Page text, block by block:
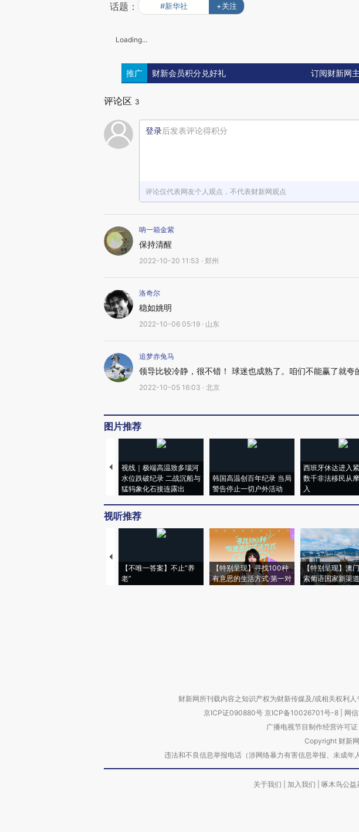
话题： #新华社 +关注
Loading...
推广 财新会员积分兑好礼 订阅财新网
评论区 3
登录后发表评论得积分
评论仅代表网友个人观点，不代表财新网观点
呐一箱金紫
保持清醒
2022-10-20 11:53 · 郑州
洛奇尔
稳如姚明
2022-10-06 05:19 · 山东
追梦赤兔马
领导比较冷静，很不错！ 球迷也成熟了。咱们不能赢了就夸
2022-10-05 16:03 · 北京
图片推荐
视线｜极端高温致多瑙河
水位跌破纪录 二战沉船与
猛犸象化石接连露出
韩国高温创百年纪录 当局
警告停止一切户外活动
西班牙休达进入
数千非法移民从
入
视听推荐
【不唯一答案】不止“养
老”
【特别呈现】寻找100种
有意思的生活方式·第一对
【特别呈现】澳
索葡语国家新渠道
财新网所刊载内容之知识产权为财新传媒及/或相关权利
京ICP证090880号 京ICP备10026701号-8 网
广播电视节目制作经营许可
Copyright 财新
违法和不良信息举报电话（涉网络暴力有害信息举报、未
关于我们 加入我们 啄木鸟公益